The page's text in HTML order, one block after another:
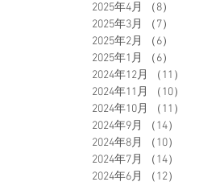
2025年4月
（8）
2025年3月
（7）
2025年2月
（6）
2025年1月
（6）
2024年12月
（11）
2024年11月
（10）
2024年10月
（11）
2024年9月
（14）
2024年8月
（10）
2024年7月
（14）
2024年6月
（12）